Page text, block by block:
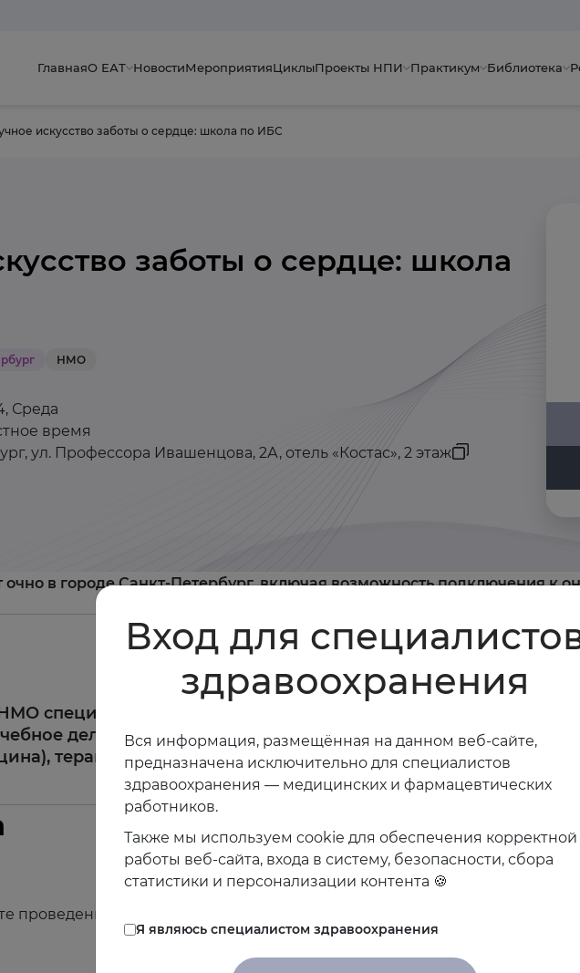
ГлавнаяО ЕАТ НовостиМероприятияЦиклыПроекты НПИ Практикум Библиотека
искусство заботы о сердце: школа по ИБС
заботы о сердце: школа
НМО
Среда
время
ул. Профессора Ивашенцова, 2А, отель «Костас», 2 этаж
в городе Санкт-Петербург, включая возможность подключения к
+2 ЗЕТ
специальностям:
дело, общая врачебная практика
терапия
Как получить баллы
проведения | Кофе-брейк
Вход для
здравоохранения
Вся информация, размещённая на данном веб-сайте,
предназначена исключительно для специалистов
здравоохранения — медицинских и фармацевтических
работников.
Также мы используем cookie для обеспечения корректной
работы веб-сайта, входа в систему, безопасности, сбора
статистики и персонализации контента 🍪
Я являюсь специалистом здравоохранения